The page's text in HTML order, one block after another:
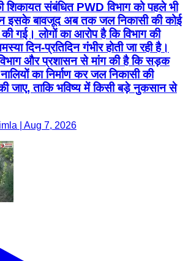
शिकायत संबंधित PWD विभाग को पहले भी
इसके बावजूद अब तक जल निकासी की कोई
की गई। लोगों का आरोप है कि विभाग की
दिन-प्रतिदिन गंभीर होती जा रही है।
और प्रशासन से मांग की है कि सड़क
का निर्माण कर जल निकासी की
जाए, ताकि भविष्य में किसी बड़े नुकसान से
| Aug 7, 2026